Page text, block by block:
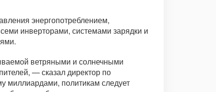
энергопотреблением,
инверторами, системами зарядки и
ветряными и солнечными
— сказал директор по
миллиардами, политикам следует